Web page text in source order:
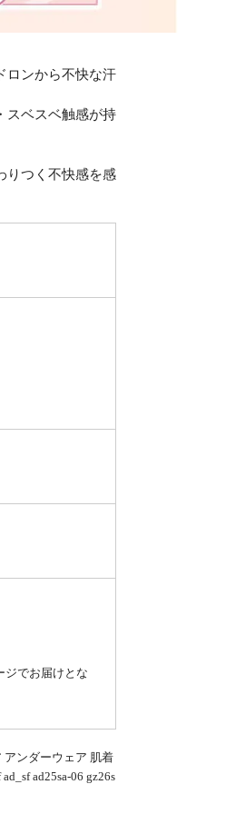
ロンから不快な汗
スベスベ触感が持
りつく不快感を感
ジでお届けとな
アンダーウェア 肌着
ad25sa-06 gz26s